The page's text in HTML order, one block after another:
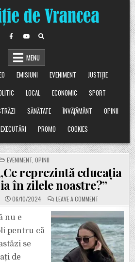
MENU
EMISIUNI EVENIMENT
JUSTIȚIE
LOCAL ECONOMIC
SPORT
SĂNĂTATE ÎNVĂȚĂMÂNT
OPINII
EXECUTĂRI PROMO COOKIES
POSTED
IN
EVENIMENT, OPINII
reprezintă educația
în zilele noastre?”
06/10/2024 LEAVE A COMMENTON
ANA
IRIMIA:
„CE
REPREZINTĂ
EDUCAȚIA
MASS-
MEDIA
ÎN
ZILELE
NOASTRE?”
nu e
pentru că
se
de